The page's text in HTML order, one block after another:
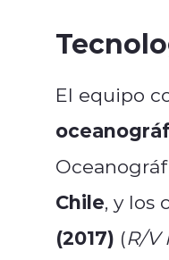
El equipo
Chile, y los
(2017) (R/V